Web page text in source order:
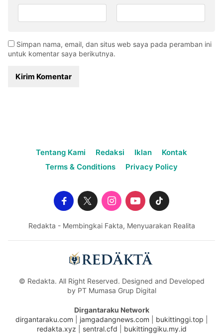
Simpan nama, email, dan situs web saya pada peramban ini
untuk komentar saya berikutnya.
Tentang Kami Redaksi Iklan
Kontak
Terms & Conditions
Privacy Policy
Redakta - Membingkai Fakta, Menyuarakan Realita
© Redakta. All Right Reserved. Designed and Developed
by PT Mumasa Grup Digital
Dirgantaraku Network
dirgantaraku.com
jamgadangnews.com bukittinggi.top
redakta.xyz
sentral.cfd bukittinggiku.my.id